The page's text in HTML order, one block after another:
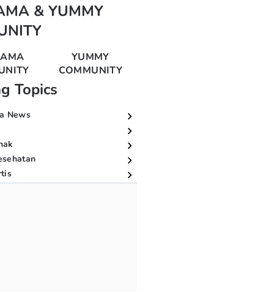
& YUMMY
YUMMY
COMMUNITY
Topics
News